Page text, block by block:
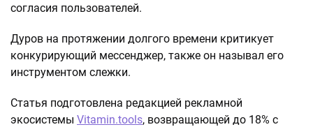
согласия пользователей.
Дуров на протяжении долгого времени критикует
конкурирующий мессенджер, также он называл его
инструментом слежки.
Статья подготовлена редакцией рекламной
экосистемы Vitamin.tools, возвращающей до 18% с